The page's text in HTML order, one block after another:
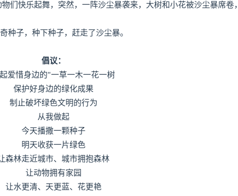
快乐起舞，突然，一阵沙尘暴袭来，大树和小花被沙尘暴席卷，
种子，种下种子，赶走了沙尘暴。
倡议：
爱惜身边的"一草一木一花一树
保护好身边的绿化成果
制止破坏绿色文明的行为
从我做起
今天播撒一颗种子
明天收获一片绿色
森林走近城市、城市拥抱森林
让动物拥有家园
让水更清、天更蓝、花更艳